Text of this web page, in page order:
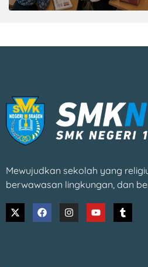
Mewujudkan sekolah yang
berwawasan lingkungan, dan